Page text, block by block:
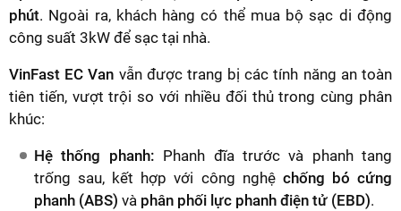
phút. Ngoài ra, khách hàng có thể mua bộ sạc di động
công suất 3kW để sạc tại nhà.
VinFast EC Van vẫn được trang bị các tính năng an toàn
tiên tiến, vượt trội so với nhiều đối thủ trong cùng phân
khúc:
Hệ thống phanh: Phanh đĩa trước và phanh tang
trống sau, kết hợp với công nghệ chống bó cứng
phanh (ABS) và phân phối lực phanh điện tử (EBD).